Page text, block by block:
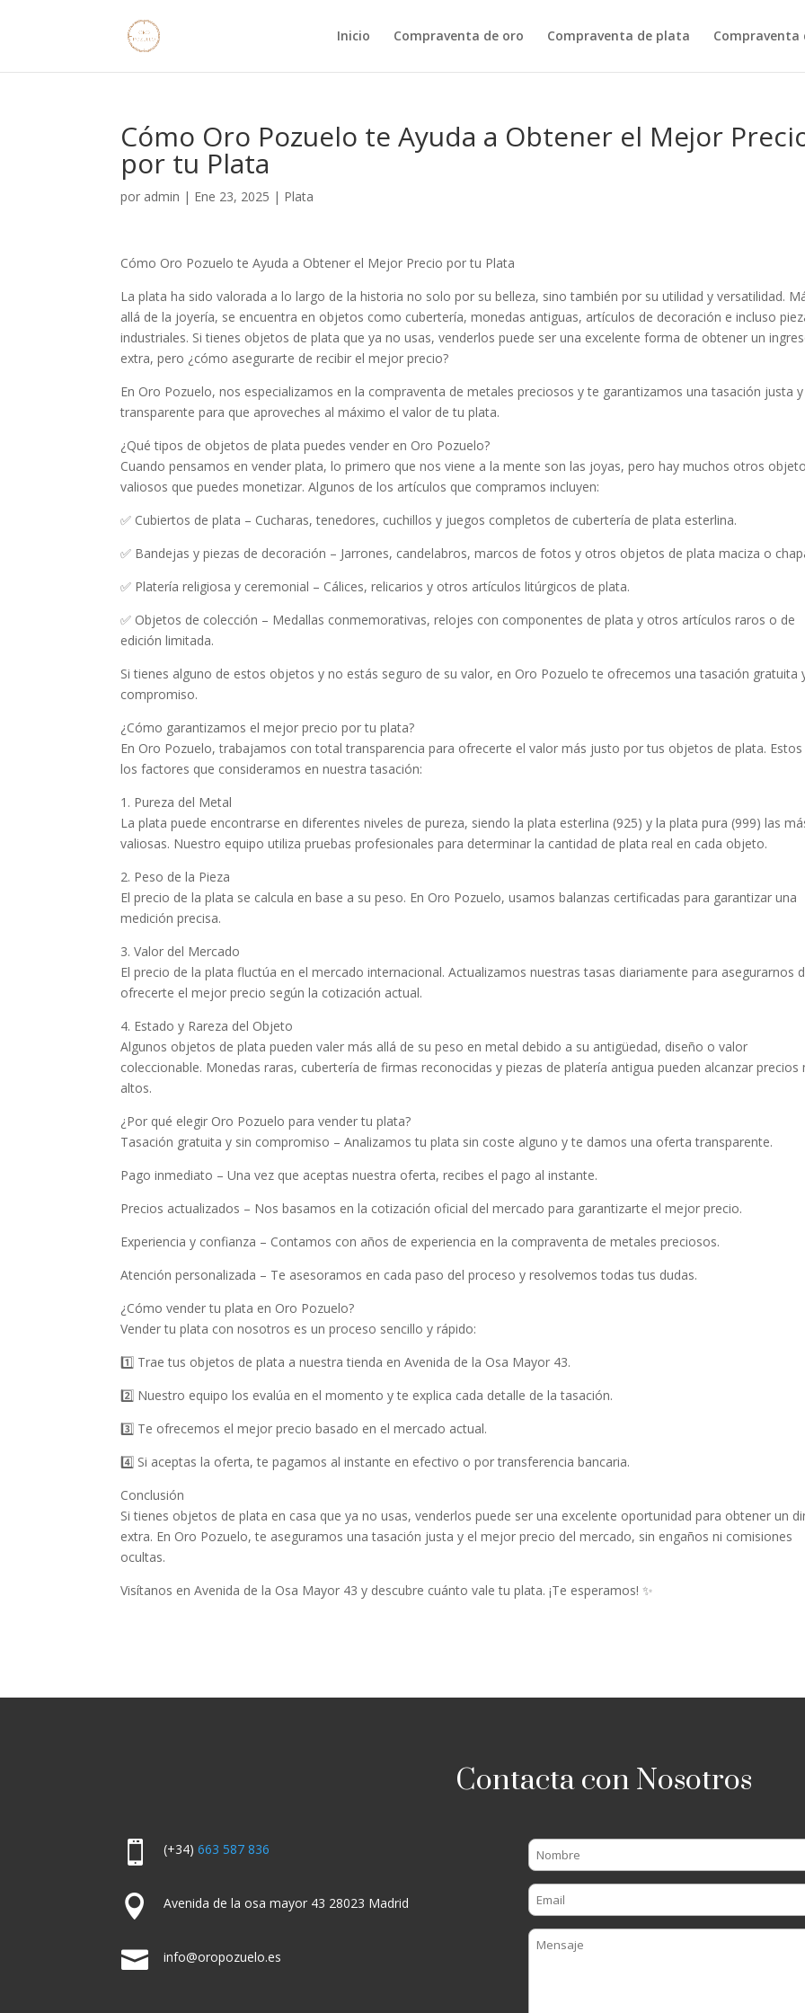
Inicio Compraventa de oro Compraventa de plata Compraventa
Cómo Oro Pozuelo te Ayuda a Obtener el Mejor
por tu Plata
por admin | Ene 23, 2025 | Plata
Cómo Oro Pozuelo te Ayuda a Obtener el Mejor Precio por tu Plata
La plata ha sido valorada a lo largo de la historia no solo por su belleza, sino también por su utilidad y versatilidad.
allá de la joyería, se encuentra en objetos como cubertería, monedas antiguas, artículos de decoración e incluso
industriales. Si tienes objetos de plata que ya no usas, venderlos puede ser una excelente forma de obtener un
extra, pero ¿cómo asegurarte de recibir el mejor precio?
En Oro Pozuelo, nos especializamos en la compraventa de metales preciosos y te garantizamos una tasación justa y
transparente para que aproveches al máximo el valor de tu plata.
¿Qué tipos de objetos de plata puedes vender en Oro Pozuelo?
Cuando pensamos en vender plata, lo primero que nos viene a la mente son las joyas, pero hay muchos otros
valiosos que puedes monetizar. Algunos de los artículos que compramos incluyen:
✅ Cubiertos de plata – Cucharas, tenedores, cuchillos y juegos completos de cubertería de plata esterlina.
✅ Bandejas y piezas de decoración – Jarrones, candelabros, marcos de fotos y otros objetos de plata maciza o
✅ Platería religiosa y ceremonial – Cálices, relicarios y otros artículos litúrgicos de plata.
✅ Objetos de colección – Medallas conmemorativas, relojes con componentes de plata y otros artículos raros o de
edición limitada.
Si tienes alguno de estos objetos y no estás seguro de su valor, en Oro Pozuelo te ofrecemos una tasación gratuita
compromiso.
¿Cómo garantizamos el mejor precio por tu plata?
En Oro Pozuelo, trabajamos con total transparencia para ofrecerte el valor más justo por tus objetos de plata. Estos
los factores que consideramos en nuestra tasación:
1. Pureza del Metal
La plata puede encontrarse en diferentes niveles de pureza, siendo la plata esterlina (925) y la plata pura (999) las
valiosas. Nuestro equipo utiliza pruebas profesionales para determinar la cantidad de plata real en cada objeto.
2. Peso de la Pieza
El precio de la plata se calcula en base a su peso. En Oro Pozuelo, usamos balanzas certificadas para garantizar una
medición precisa.
3. Valor del Mercado
El precio de la plata fluctúa en el mercado internacional. Actualizamos nuestras tasas diariamente para asegurarnos
ofrecerte el mejor precio según la cotización actual.
4. Estado y Rareza del Objeto
Algunos objetos de plata pueden valer más allá de su peso en metal debido a su antigüedad, diseño o valor
coleccionable. Monedas raras, cubertería de firmas reconocidas y piezas de platería antigua pueden alcanzar precios
altos.
¿Por qué elegir Oro Pozuelo para vender tu plata?
Tasación gratuita y sin compromiso – Analizamos tu plata sin coste alguno y te damos una oferta transparente.
Pago inmediato – Una vez que aceptas nuestra oferta, recibes el pago al instante.
Precios actualizados – Nos basamos en la cotización oficial del mercado para garantizarte el mejor precio.
Experiencia y confianza – Contamos con años de experiencia en la compraventa de metales preciosos.
Atención personalizada – Te asesoramos en cada paso del proceso y resolvemos todas tus dudas.
¿Cómo vender tu plata en Oro Pozuelo?
Vender tu plata con nosotros es un proceso sencillo y rápido:
1️⃣ Trae tus objetos de plata a nuestra tienda en Avenida de la Osa Mayor 43.
2️⃣ Nuestro equipo los evalúa en el momento y te explica cada detalle de la tasación.
3️⃣ Te ofrecemos el mejor precio basado en el mercado actual.
4️⃣ Si aceptas la oferta, te pagamos al instante en efectivo o por transferencia bancaria.
Conclusión
Si tienes objetos de plata en casa que ya no usas, venderlos puede ser una excelente oportunidad para obtener un
extra. En Oro Pozuelo, te aseguramos una tasación justa y el mejor precio del mercado, sin engaños ni comisiones
ocultas.
Visítanos en Avenida de la Osa Mayor 43 y descubre cuánto vale tu plata. ¡Te esperamos! ✨
Contacta con Nosotros
 (+34) 663 587 836
 Avenida de la osa mayor 43 28023 Madrid
 info@oropozuelo.es